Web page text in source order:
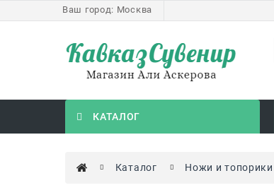
Ваш город: Москва
КАТАЛОГ
Каталог Ножи и топорики